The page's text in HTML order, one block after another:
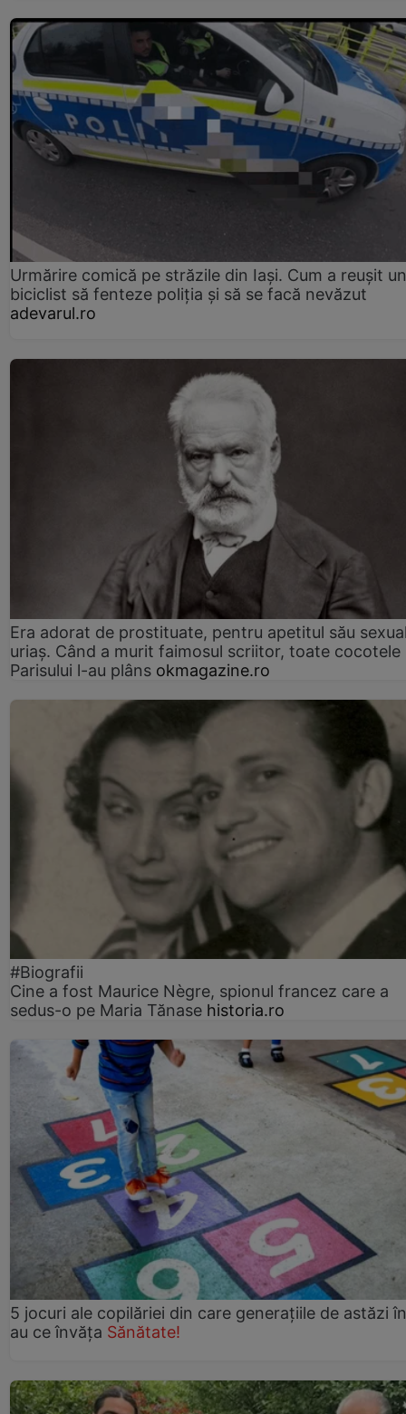
Urmărire comică pe străzile din Iași. Cum a reușit un
biciclist să fenteze poliția și să se facă nevăzut
adevarul.ro
Era adorat de prostituate, pentru apetitul său
uriaș. Când a murit faimosul scriitor, toate cocotele
Parisului l-au plâns okmagazine.ro
#Biografii
Cine a fost Maurice Nègre, spionul francez care a
sedus-o pe Maria Tănase historia.ro
5 jocuri ale copilăriei din care generațiile de astăzi
au ce învăța Sănătate!